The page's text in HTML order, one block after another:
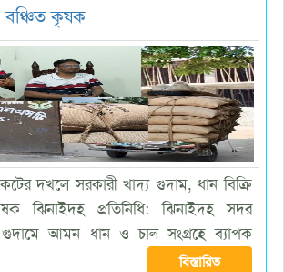
বঞ্চিত কৃষক
দখলে সরকারী খাদ্য গুদাম, ধান বিক্রি
ঝিনাইদহ প্রতিনিধি: ঝিনাইদহ সদর
আমন ধান ও চাল সংগ্রহে ব্যাপক
বিস্তারিত